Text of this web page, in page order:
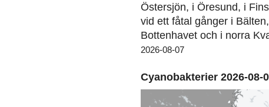
Östersjön, i Öresund, i
vid ett fåtal gånger i
Bottenhavet och i norra
2026-08-07
Cyanobakterier 2026-08-